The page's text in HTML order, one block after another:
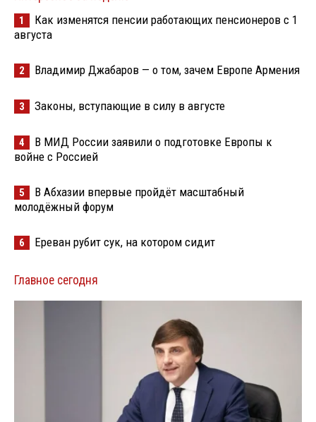
1
Как изменятся пенсии работающих пенсионеров с 1
августа
2 Владимир Джабаров — о том, зачем Европе Армения
3 Законы, вступающие в силу в августе
4
В МИД России заявили о подготовке Европы к
войне с Россией
5
В Абхазии впервые пройдёт масштабный
молодёжный форум
6 Ереван рубит сук, на котором сидит
Главное сегодня